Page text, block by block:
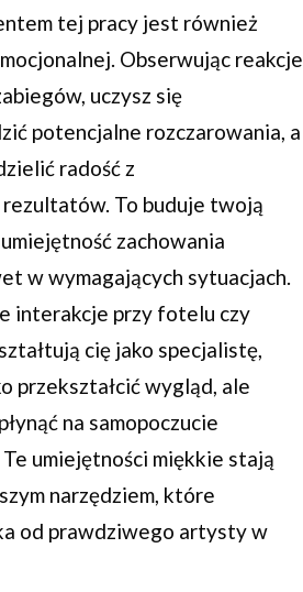
tej pracy jest również
Obserwując reakcje
uczysz się
potencjalne rozczarowania, a
radość z
To buduje twoją
zachowania
w wymagających sytuacjach.
interakcje przy fotelu czy
cię jako specjalistę,
przekształcić wygląd, ale
na samopoczucie
umiejętności miękkie stają
narzędziem, które
od prawdziwego artysty w